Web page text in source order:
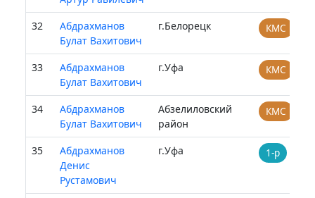
32
Абдрахманов
Булат Вахитович
г.Белорецк КМС
33
Абдрахманов
Булат Вахитович
г.Уфа КМС
34
Абдрахманов
Булат Вахитович
Абзелиловский
район
КМС
35
Абдрахманов
Денис
Рустамович
г.Уфа 1-р